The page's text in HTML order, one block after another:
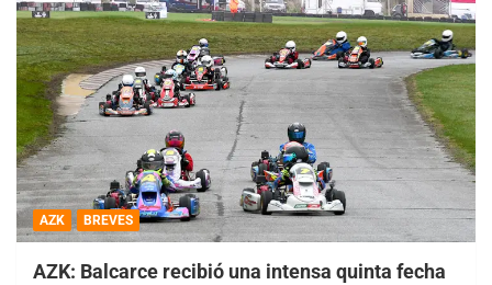
AZK BREVES
AZK: Balcarce recibió una intensa quinta fecha